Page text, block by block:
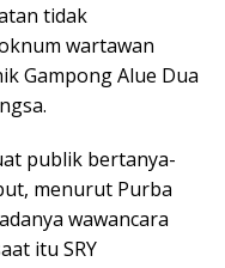
tidak
wartawan
Gampong Alue Dua
publik bertanya-
menurut Purba
wawancara
itu SRY